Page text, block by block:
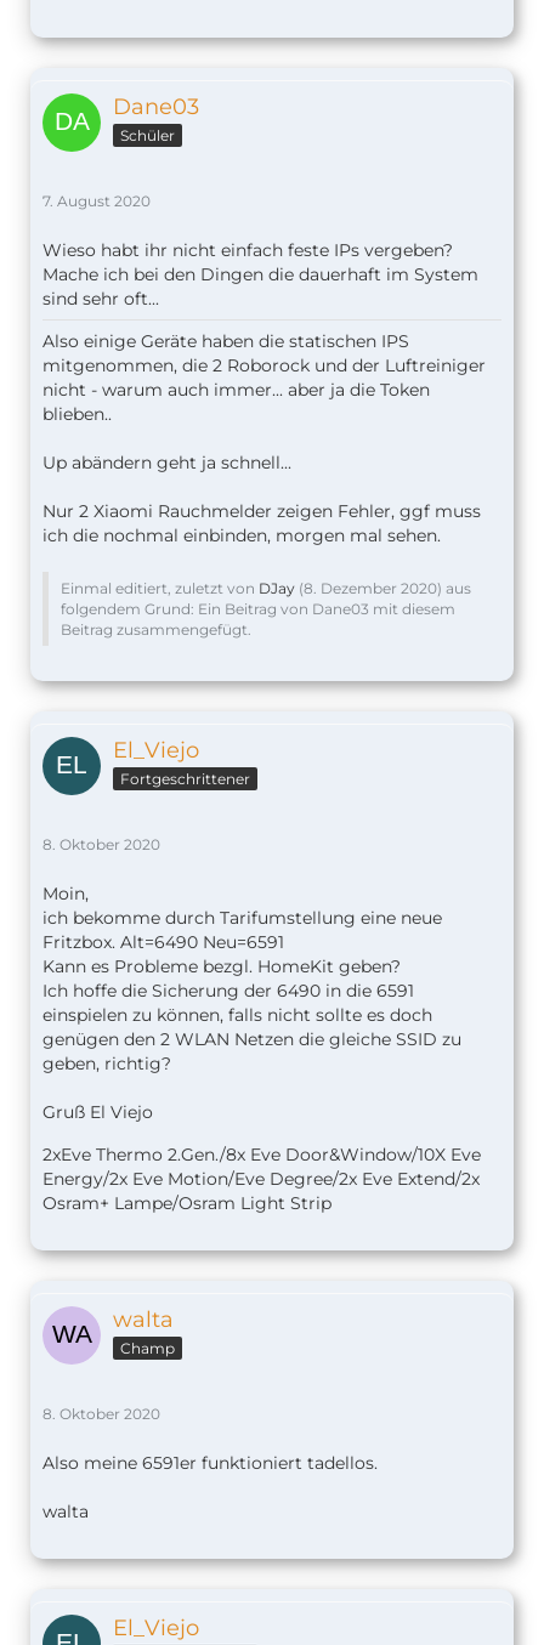
Dane03
Schüler
7. August 2020
Wieso habt ihr nicht einfach feste IPs vergeben?
Mache ich bei den Dingen die dauerhaft im System
sind sehr oft...
Also einige Geräte haben die statischen IPS
mitgenommen, die 2 Roborock und der Luftreiniger
nicht - warum auch immer... aber ja die Token
blieben..
Up abändern geht ja schnell...
Nur 2 Xiaomi Rauchmelder zeigen Fehler, ggf muss
ich die nochmal einbinden, morgen mal sehen.
Einmal editiert, zuletzt von DJay (8. Dezember 2020) aus
folgendem Grund: Ein Beitrag von Dane03 mit diesem
Beitrag zusammengefügt.
El_Viejo
Fortgeschrittener
8. Oktober 2020
Moin,
ich bekomme durch Tarifumstellung eine neue
Fritzbox. Alt=6490 Neu=6591
Kann es Probleme bezgl. HomeKit geben?
Ich hoffe die Sicherung der 6490 in die 6591
einspielen zu können, falls nicht sollte es doch
genügen den 2 WLAN Netzen die gleiche SSID zu
geben, richtig?
Gruß El Viejo
2xEve Thermo 2.Gen./8x Eve Door&Window/10X Eve
Energy/2x Eve Motion/Eve Degree/2x Eve Extend/2x
Osram+ Lampe/Osram Light Strip
walta
Champ
8. Oktober 2020
Also meine 6591er funktioniert tadellos.
walta
El_Viejo